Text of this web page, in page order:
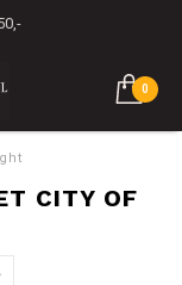
0
CITY OF